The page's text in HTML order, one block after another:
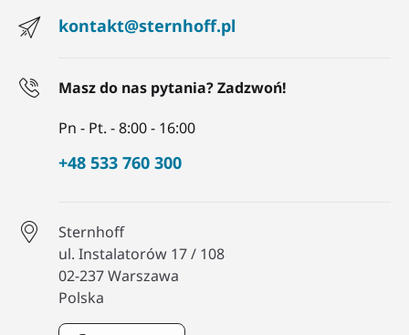
kontakt@sternhoff.pl
Masz do nas pytania? Zadzwoń!
Pn - Pt. - 8:00 - 16:00
+48 533 760 300
Sternhoff
ul. Instalatorów 17 / 108
02-237 Warszawa
Polska